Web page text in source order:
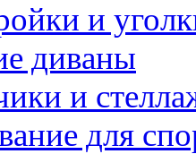
и
диваны
и
для